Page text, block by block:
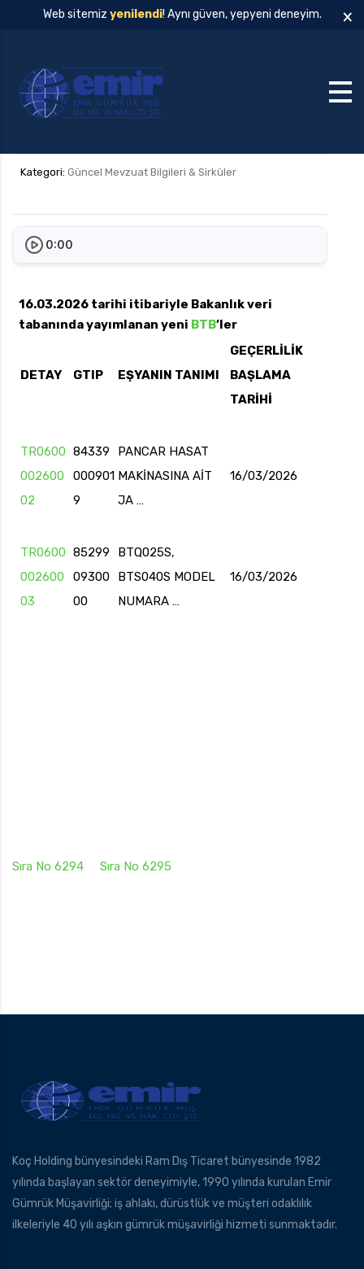
Web sitemiz yenilendi! Aynı güven, yepyeni deneyim. ×
Kategori: Güncel Mevzuat Bilgileri & Sirküler
0:00
16.03.2026 tarihi itibariyle Bakanlık veri
tabanında yayımlanan yeni BTB’ler
DETAY GTIP EŞYANIN TANIMI
GEÇERLİLİK
BAŞLAMA
TARİHİ
TR0600
002600
02
84339
000901
9
PANCAR HASAT
MAKİNASINA AİT
JA …
16/03/2026
TR0600
002600
03
85299
09300
00
BTQ025S,
BTS040S MODEL
NUMARA …
16/03/2026
Sıra No 6294 Sıra No 6295
Koç Holding bünyesindeki Ram Dış Ticaret bünyesinde 1982
yılında başlayan sektör deneyimiyle, 1990 yılında kurulan Emir
Gümrük Müşavirliği; iş ahlakı, dürüstlük ve müşteri odaklılık
ilkeleriyle 40 yılı aşkın gümrük müşavirliği hizmeti sunmaktadır.